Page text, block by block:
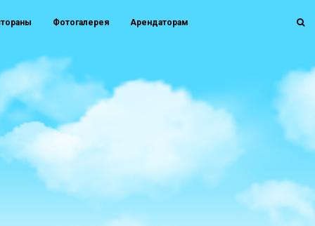
Фотогалерея Арендаторам